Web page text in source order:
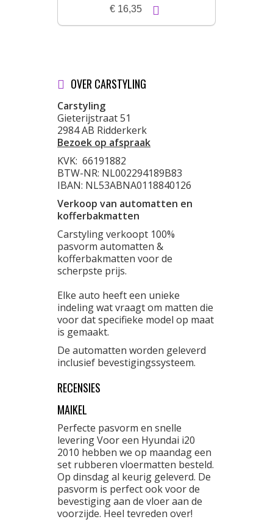
€ 16,35
OVER CARSTYLING
Carstyling
Gieterijstraat 51
2984 AB Ridderkerk
Bezoek op afspraak
KVK: 66191882
BTW-NR: NL002294189B83
IBAN: NL53ABNA0118840126
Verkoop van automatten en
kofferbakmatten
Carstyling verkoopt 100%
pasvorm automatten &
kofferbakmatten voor de
scherpste prijs.
Elke auto heeft een unieke
indeling wat vraagt om matten die
voor dat specifieke model op maat
is gemaakt.
De automatten worden geleverd
inclusief bevestigingssysteem.
RECENSIES
MAIKEL
Perfecte pasvorm en snelle
levering Voor een Hyundai i20
2010 hebben we op maandag een
set rubberen vloermatten besteld.
Op dinsdag al keurig geleverd. De
pasvorm is perfect ook voor de
bevestiging aan de vloer aan de
voorzijde. Heel tevreden over!